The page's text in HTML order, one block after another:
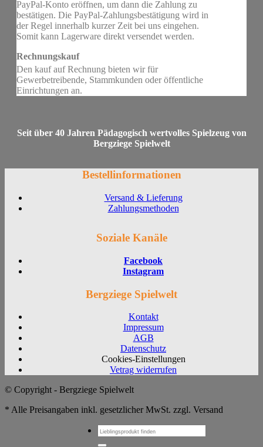
PayPal-Konto eröffnen, um dann die Zahlung zu
bestätigen. Die PayPal-Zahlungsbestätigung wird in
der Regel innerhalb kurzer Zeit bei uns eingehen.
Somit kann Lagerware direkt versendet werden.
Rechnungskauf
Den kauf auf Rechnung bieten wir für
Gewerbetreibende, Stammkunden oder öffentliche
Einrichtungen an.
Seit über 40 Jahren Pädagogisch wertvolles Spielzeug von
Bergziege Spielwelt
Bestellinformationen
Versand & Lieferung
Zahlungsmethoden
Soziale Kanäle
Facebook
Instagram
Bergziege Spielwelt
Kontakt
Impressum
AGB
Datenschutz
Cookies-Einstellungen
Vetrag widerrufen
© Copyright - Bergziege Spielwelt
* Alle Preisangaben inkl. gesetzlicher MwSt. zzgl. Versand
Suchen
nach: